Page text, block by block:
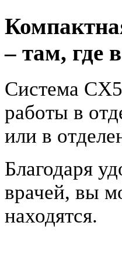
– там, где
Система
работы в
или в
Благодаря
врачей, вы
находятся.